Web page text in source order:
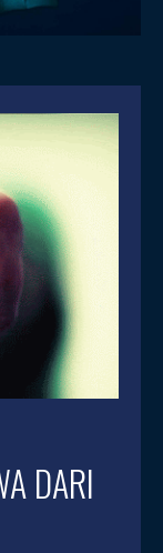
DARI